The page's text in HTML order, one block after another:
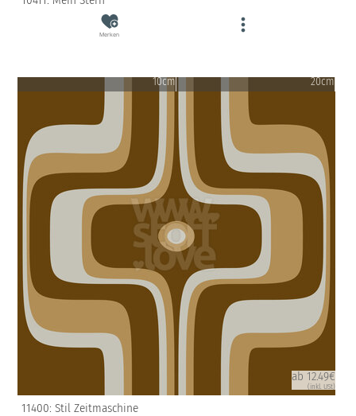
Merken
10cm 20cm
ab 12.49€
(inkl. USt)
11400: Stil Zeitmaschine